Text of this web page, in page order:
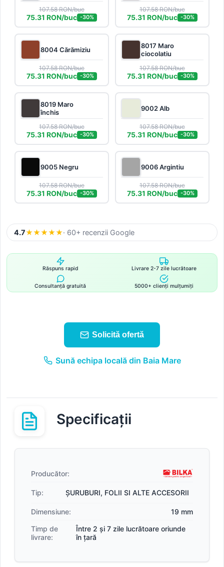
107.58 RON/buc
75.31 RON/buc -30%
107.58 RON/buc
75.31 RON/buc -30%
8004 Cărămiziu
107.58 RON/buc
75.31 RON/buc -30%
8017 Maro
ciocolatiu
107.58 RON/buc
75.31 RON/buc -30%
8019 Maro
închis
107.58 RON/buc
75.31 RON/buc -30%
9002 Alb
107.58 RON/buc
75.31 RON/buc -30%
9005 Negru
107.58 RON/buc
75.31 RON/buc -30%
9006 Argintiu
107.58 RON/buc
75.31 RON/buc -30%
4.7★★★★★· 60+ recenzii Google
Răspuns rapid Livrare 2-7 zile lucrătoare
Consultanță gratuită 5000+ clienți mulțumiți
Solicită ofertă
Sună echipa locală din Baia Mare
Specificații
Producător:
Tip: ȘURUBURI, FOLII SI ALTE ACCESORII
Dimensiune:
19 mm
Timp de
livrare:
Între 2 și 7 zile lucrătoare oriunde
în țară